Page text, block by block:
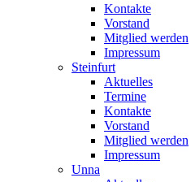
Kontakte
Vorstand
Mitglied werden
Impressum
Steinfurt
Aktuelles
Termine
Kontakte
Vorstand
Mitglied werden
Impressum
Unna